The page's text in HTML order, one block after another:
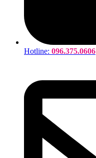
Hotline: 096.375.0606